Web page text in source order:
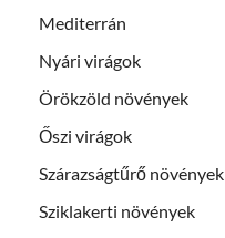
Mediterrán
Nyári virágok
Örökzöld növények
Őszi virágok
Szárazságtűrő növények
Sziklakerti növények